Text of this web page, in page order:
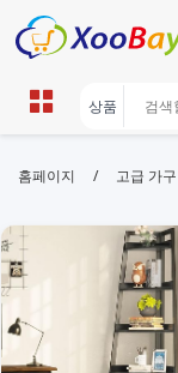
어린이 가구
어린이가구, 아동
린이 가구, XOOBAY
안전 인증된 어린이 가
내구성과 심플한 디자
다. 세트 구성도 확인해
홈페이지 / 고급 가구